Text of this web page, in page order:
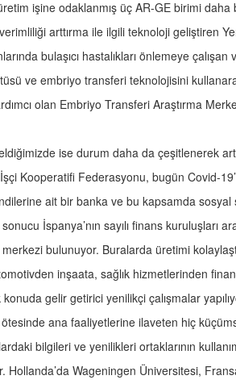
işine odaklanmış üç AR-GE birimi
arttırma ile ilgili teknoloji geliştiren
bulaşıcı hastalıkları önlemeye
ve embriyo transferi teknolojisini
olan Embriyo Transferi Araştırma
ise durum daha da çeşitlenerek
Kooperatifi Federasyonu, bugün Covid-
ait bir banka ve bu kapsamda sosyal
İspanya’nın sayılı finans kuruluşları
bulunuyor. Buralarda üretimi
inşaata, sağlık hizmetlerinden
gelir getirici yenilikçi çalışmalar
ötesinde ana faaliyetlerine ilaveten hiç
bilgileri ve yenilikleri ortaklarının
Hollanda’da Wageningen Üniversitesi,